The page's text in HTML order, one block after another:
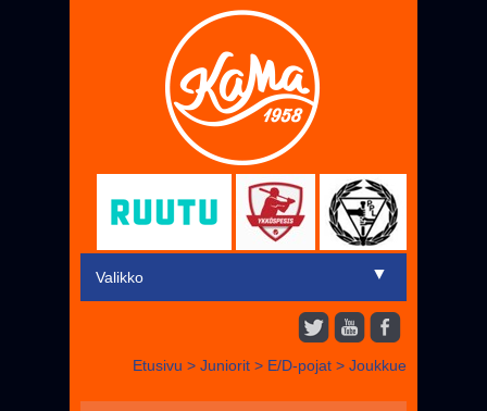
Valikko ▼
Miehet ▼
Etusivu > Juniorit > E/D-pojat > Joukkue